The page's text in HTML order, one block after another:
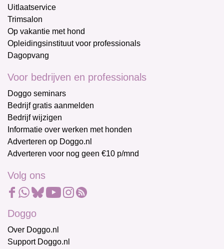
Uitlaatservice
Trimsalon
Op vakantie met hond
Opleidingsinstituut voor professionals
Dagopvang
Voor bedrijven en professionals
Doggo seminars
Bedrijf gratis aanmelden
Bedrijf wijzigen
Informatie over werken met honden
Adverteren op Doggo.nl
Adverteren voor nog geen €10 p/mnd
Volg ons
Doggo
Over Doggo.nl
Support Doggo.nl